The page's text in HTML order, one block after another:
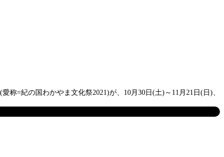
=紀の国わかやま文化祭2021)が、10月30日(土)～11月21日(日)、